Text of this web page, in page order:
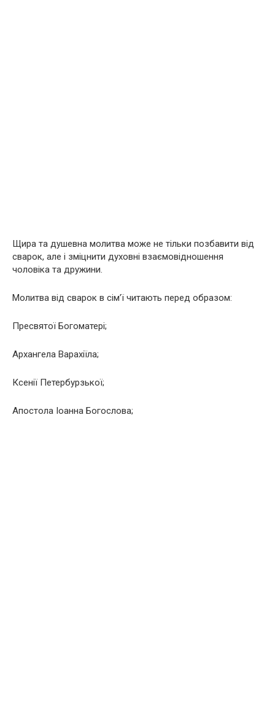
Щира та душевна молитва може не тільки позбавити від
сварок, але і зміцнити духовні взаємовідношення
чоловіка та дружини.
Молитва від сварок в сім’ї читають перед образом:
Пресвятої Богоматері;
Архангела Варахіїла;
Ксенії Петербурзької;
Апостола Іоанна Богослова;